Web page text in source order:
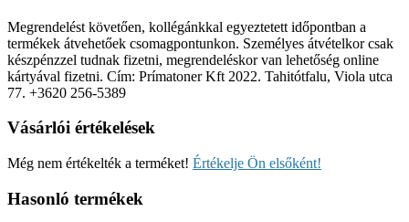
Megrendelést követően, kollégánkkal egyeztetett időpontban a
termékek átvehetőek csomagpontunkon. Személyes átvételkor csak
készpénzzel tudnak fizetni, megrendeléskor van lehetőség online
kártyával fizetni. Cím: Prímatoner Kft 2022. Tahitótfalu, Viola utca
77. +3620 256-5389
Vásárlói értékelések
Még nem értékelték a terméket! Értékelje Ön elsőként!
Hasonló termékek